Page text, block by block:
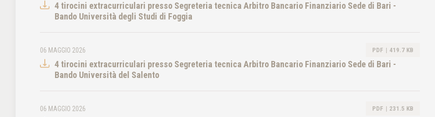
4 tirocini extracurriculari presso Segreteria tecnica Arbitro Bancario Finanziario Sede di Bari -
Bando Università degli Studi di Foggia
4 tirocini extracurriculari presso Segreteria tecnica Arbitro Bancario Finanziario Sede di Bari -
Bando Università del Salento
PDF 419.7 KB
06 MAGGIO 2026
PDF 231.5 KB
06 MAGGIO 2026